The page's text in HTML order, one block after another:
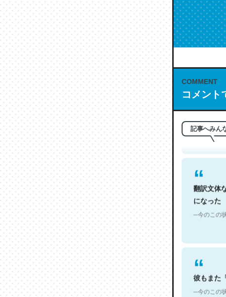
COMMENT
コメント
記事へみん
これは名
もお勧め
翻訳文体
になった
─今のこの
彼もまた
─今のこの